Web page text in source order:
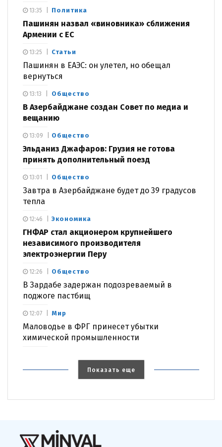
Политика
Пашинян назвал «виновника» сближения
Армении с ЕС
13:35
Статьи
Пашинян в ЕАЭС: он улетел, но обещал
вернуться
13:25
Общество
В Азербайджане создан Совет по медиа и
вещанию
13:13
Общество
Эльданиз Джафаров: Грузия не готова
принять дополнительный поезд
13:09
Общество
Завтра в Азербайджане будет до 39 градусов
тепла
13:01
Экономика
ГНФАР стал акционером крупнейшего
независимого производителя
электроэнергии Перу
12:46
Общество
В Зардабе задержан подозреваемый в
поджоге пастбищ
12:26
Мир
Маловодье в ФРГ принесет убытки
химической промышленности
12:07
Показать еще